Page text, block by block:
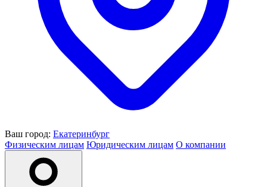
Ваш город: Екатеринбург
Физическим лицам Юридическим лицам О компании